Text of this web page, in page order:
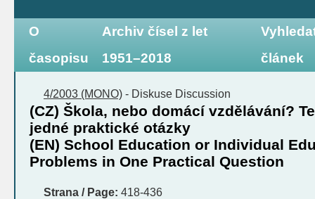
O
časopisu
Archiv čísel z let
1951–2018
článek
4/2003 (MONO) - Diskuse Discussion
(CZ) Škola, nebo domácí vzdělávání?
jedné praktické otázky
(EN) School Education or Individual
Problems in One Practical Question
Strana / Page: 418-436